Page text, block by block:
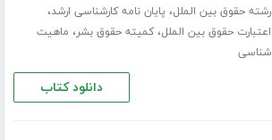
رشته حقوق بین الملل، پایان نامه کارشناسی ارشد،
اعتبارت حقوق بین الملل،کمیته حقوق بشر، ماهیت
شناسی
دانلود کتاب